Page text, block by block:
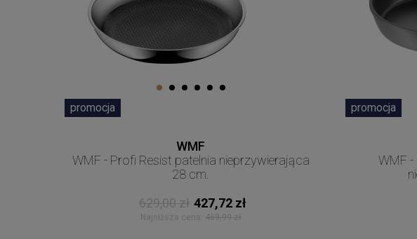
promocja
WMF
WMF - Profi Resist patelnia nieprzywierająca
28 cm.
629,00 zł 427,72 zł
Najniższa cena: 469,99 zł
promocja
WMF -